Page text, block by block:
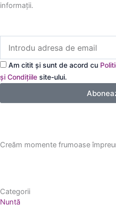
informații.
adresa
de
email
Am citit și sunt de acord cu
și Condițiile site-ului.
Creăm momente frumoase
Categorii
Nuntă